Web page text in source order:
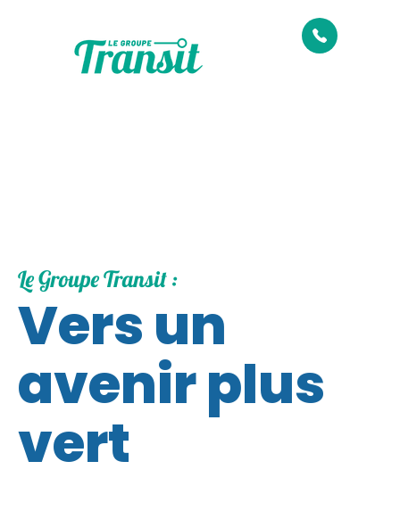
Le Groupe Transit :
Vers un
avenir plus
vert